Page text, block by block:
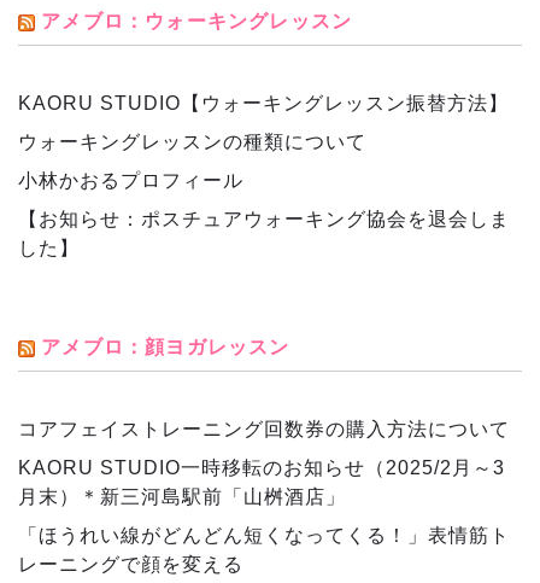
アメブロ：ウォーキングレッスン
KAORU STUDIO【ウォーキングレッスン振替方法】
ウォーキングレッスンの種類について
小林かおるプロフィール
【お知らせ：ポスチュアウォーキング協会を退会しま
した】
アメブロ：顔ヨガレッスン
コアフェイストレーニング回数券の購入方法について
KAORU STUDIO一時移転のお知らせ（2025/2月～3
月末）＊新三河島駅前「山桝酒店」
「ほうれい線がどんどん短くなってくる！」表情筋ト
レーニングで顔を変える